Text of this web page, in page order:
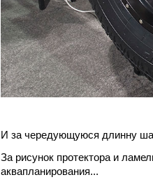
И за чередующуюся длинну
За рисунок протектора и
аквапланирования...